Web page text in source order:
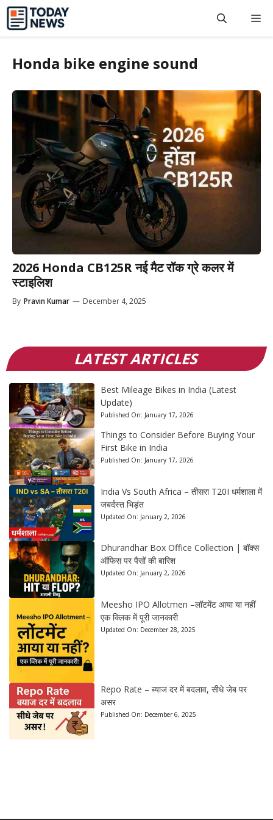
Skip
content
Honda bike engine sound
2026 Honda CB125R नई मैट रॉक ग्रे कलर में
स्टाइलिश
By Pravin Kumar — December 4, 2025
LATEST ARTICLES
Best Mileage Bikes in India (Latest
Update)
Published On: January 17, 2026
Things to Consider Before Buying Your
First Bike in India
Published On: January 17, 2026
India Vs South Africa – तीसरा T20I धर्मशाला में
जबर्दस्त भिड़ंत
Updated On: January 2, 2026
Dhurandhar Box Office Collection | बॉक्स
ऑफिस पर पैसों की बारिश
Updated On: January 2, 2026
Meesho IPO Allotmen –लॉटमेंट आया या नहीं
एक क्लिक में पूरी जानकारी
Updated On: December 28, 2025
Repo Rate – ब्याज दर में बदलाव, सीधे जेब पर
असर
Published On: December 6, 2025